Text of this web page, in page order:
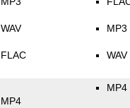
WAV
FLAC
MP3
WAV
MP4
MP4